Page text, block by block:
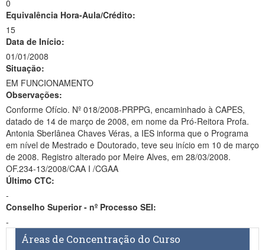
0
Equivalência Hora-Aula/Crédito:
15
Data de Início:
01/01/2008
Situação:
EM FUNCIONAMENTO
Observações:
Conforme Ofício. Nº 018/2008-PRPPG, encaminhado à CAPES,
datado de 14 de março de 2008, em nome da Pró-Reitora Profa.
Antonia Sberlânea Chaves Véras, a IES informa que o Programa
em nível de Mestrado e Doutorado, teve seu início em 10 de março
de 2008. Registro alterado por Meire Alves, em 28/03/2008.
OF.234-13/2008/CAA I /CGAA
Último CTC:
-
Conselho Superior - nº Processo SEI:
-
Áreas de Concentração do Curso